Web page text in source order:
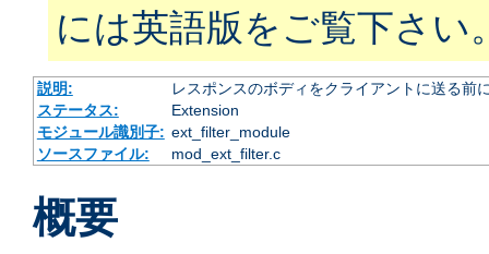
には英語版をご覧下さい
説明:
レスポンスのボディをクライアントに送る前
ステータス:
Extension
モジュール識別子: ext_filter_module
ソースファイル:
mod_ext_filter.c
概要